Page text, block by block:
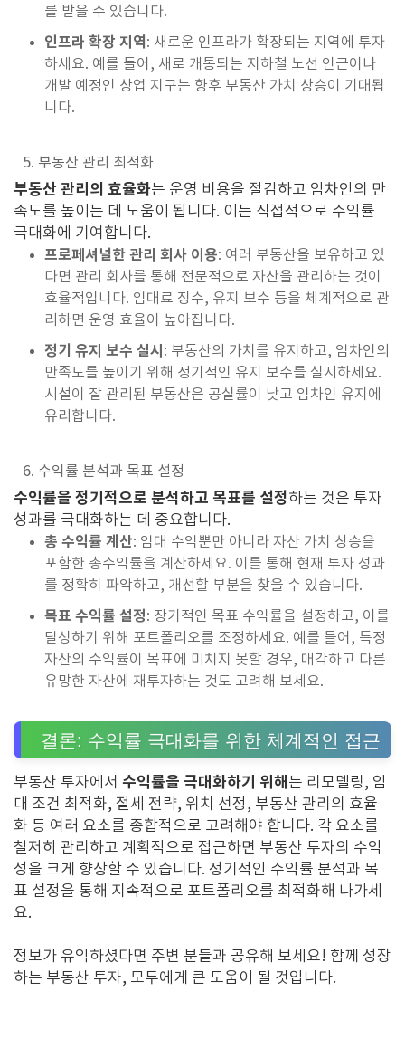
를 받을 수 있습니다.
인프라 확장 지역: 새로운 인프라가 확장되는 지역에 투자
하세요. 예를 들어, 새로 개통되는 지하철 노선 인근이나
개발 예정인 상업 지구는 향후 부동산 가치 상승이 기대됩
니다.
5. 부동산 관리 최적화
부동산 관리의 효율화는 운영 비용을 절감하고 임차인의 만
족도를 높이는 데 도움이 됩니다. 이는 직접적으로 수익률
극대화에 기여합니다.
프로페셔널한 관리 회사 이용: 여러 부동산을 보유하고 있
다면 관리 회사를 통해 전문적으로 자산을 관리하는 것이
효율적입니다. 임대료 징수, 유지 보수 등을 체계적으로 관
리하면 운영 효율이 높아집니다.
정기 유지 보수 실시 : 부동산의 가치를 유지하고, 임차인의
만족도를 높이기 위해 정기적인 유지 보수를 실시하세요.
시설이 잘 관리된 부동산은 공실률이 낮고 임차인 유지에
유리합니다.
6. 수익률 분석과 목표 설정
수익률을 정기적으로 분석하고 목표를 설정하는 것은 투자
성과를 극대화하는 데 중요합니다.
총 수익률 계산: 임대 수익뿐만 아니라 자산 가치 상승을
포함한 총수익률을 계산하세요. 이를 통해 현재 투자 성과
를 정확히 파악하고, 개선할 부분을 찾을 수 있습니다.
목표 수익률 설정: 장기적인 목표 수익률을 설정하고, 이를
달성하기 위해 포트폴리오를 조정하세요. 예를 들어, 특정
자산의 수익률이 목표에 미치지 못할 경우, 매각하고 다른
유망한 자산에 재투자하는 것도 고려해 보세요.
결론: 수익률 극대화를 위한 체계적인 접근
부동산 투자에서 수익률을 극대화하기 위해 는 리모델링, 임
대 조건 최적화, 절세 전략, 위치 선정, 부동산 관리의 효율
화 등 여러 요소를 종합적으로 고려해야 합니다. 각 요소를
철저히 관리하고 계획적으로 접근하면 부동산 투자의 수익
성을 크게 향상할 수 있습니다. 정기적인 수익률 분석과 목
표 설정을 통해 지속적으로 포트폴리오를 최적화해 나가세
요.
정보가 유익하셨다면 주변 분들과 공유해 보세요! 함께 성장
하는 부동산 투자, 모두에게 큰 도움이 될 것입니다.